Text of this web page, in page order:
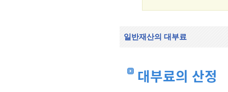
일반재산의 대부료
대부료의 산정